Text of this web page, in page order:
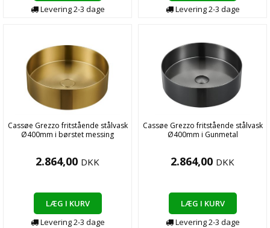
Levering2-3 dage
Levering2-3 dage
Cassøe Grezzo fritstående stålvask
Ø400mm i børstet messing
2.864,00 DKK
LÆG I KURV
Levering2-3 dage
Cassøe Grezzo fritstående stålvask
Ø400mm i Gunmetal
2.864,00 DKK
LÆG I KURV
Levering2-3 dage